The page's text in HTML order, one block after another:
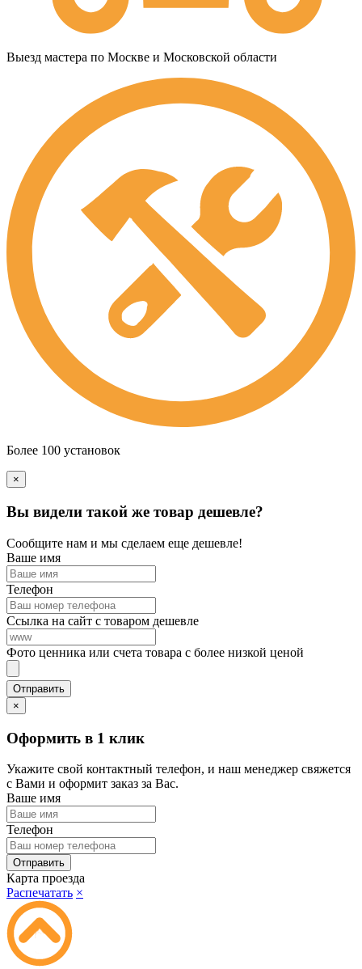
Выезд мастера по Москве и Московской области
Более 100 установок
×
Вы видели такой же товар дешевле?
Сообщите нам и мы сделаем еще дешевле!
Ваше имя
Телефон
Ссылка на сайт с товаром дешевле
Фото ценника или счета товара с более низкой ценой
×
Оформить в 1 клик
Укажите свой контактный телефон, и наш менеджер свяжется
с Вами и оформит заказ за Вас.
Ваше имя
Телефон
Карта проезда
Распечатать ×